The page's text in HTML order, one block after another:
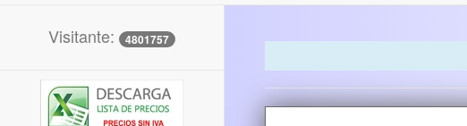
Visitante: 4801757